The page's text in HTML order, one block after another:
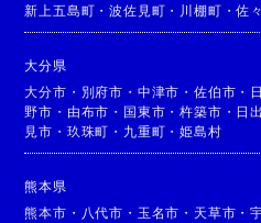
新上五島町 ・波佐見町 ・ 川棚町 ・佐
大分県
大分市 ・ 別府市 ・ 中津市 ・佐伯市 ・
野市 ・ 由布市 ・ 国東市 ・杵築市 ・ 日
見市 ・ 玖珠町 ・ 九重町 ・姫島村
熊本県
熊本市 ・ 八代市 ・ 玉名市 ・ 天草市 ・